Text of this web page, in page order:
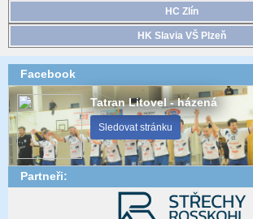
HC Zlín
HK Slavia VŠ Plzeň
Facebook
Tatran Litovel - házená
Sledovat stránku
Partneři: